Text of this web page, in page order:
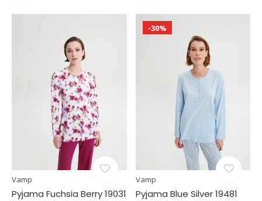
Vamp
Pyjama Fuchsia Berry 19031
-30%
Vamp
Pyjama Blue Silver 19481